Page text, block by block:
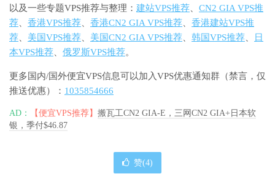
以及一些专题VPS推荐与整理： 建站VPS推荐、 CN2 GIA VPS推
荐、 香港VPS推荐、 香港CN2 GIA VPS推荐、 香港建站VPS推
荐、 美国VPS推荐、 美国CN2 GIA VPS推荐、 韩国VPS推荐、
日
本VPS推荐、 俄罗斯VPS推荐。
更多国内/国外便宜VPS信息可以加入VPS优惠通知群（禁言，仅
推送优惠）： 1035854666
AD： 【便宜VPS推荐】 搬瓦工CN2 GIA-E，三网CN2 GIA+日本软
银，季付$46.87
赞(4)